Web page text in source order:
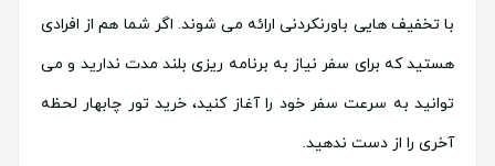
با تخفیف هایی باورنکردنی ارائه می شوند. اگر شما هم از افرادی
هستید که برای سفر نیاز به برنامه ریزی بلند مدت ندارید و می
توانید به سرعت سفر خود را آغاز کنید، خرید تور چابهار لحظه
آخری را از دست ندهید.